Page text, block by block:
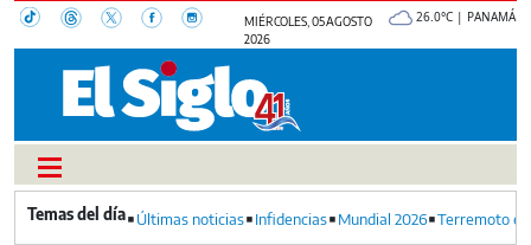
MIÉRCOLES, 05 AGOSTO
2026
26.0°C | PANAMÁ
Últimas noticias Infidencias Mundial 2026 Terremoto